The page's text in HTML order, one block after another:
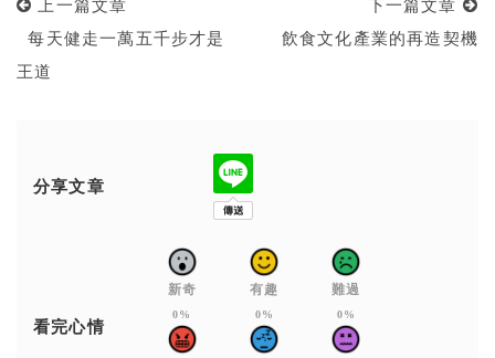
上一篇文章
每天健走一萬五千步才是
王道
下一篇文章
飲食文化產業的再造契機
分享文章
看完心情
新奇
0%
有趣
0%
難過
0%